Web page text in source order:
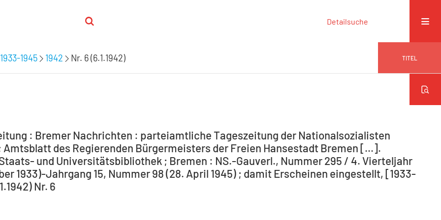
Detailsuche
1945 1942 Nr. 6 (6.1.1942) TITEL
: Bremer Nachrichten : parteiamtliche Tageszeitung der Nationalsozialisten
Amtsblatt des Regierenden Bürgermeisters der Freien Hansestadt Bremen [...].
und Universitätsbibliothek ; Bremen : NS.-Gauverl., Nummer 295 / 4. Vierteljahr
1933)-Jahrgang 15, Nummer 98 (28. April 1945) ; damit Erscheinen eingestellt, [1933-
Nr. 6